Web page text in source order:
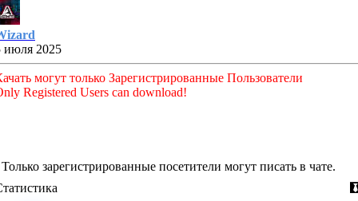
июля 2025
могут только Зарегистрированные Пользователи
Registered Users can download!
Только зарегистрированные посетители могут писать в чате.